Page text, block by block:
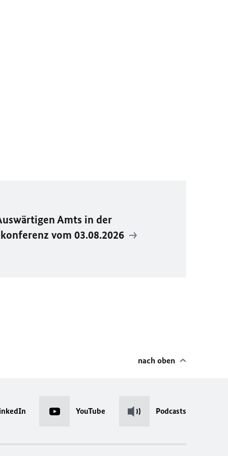
Amts in der
vom 03.08.2026
nach oben
YouTube Podcasts